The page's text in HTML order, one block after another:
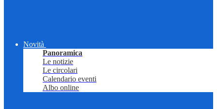
Novità
Panoramica
Le notizie
Le circolari
Calendario eventi
Albo online